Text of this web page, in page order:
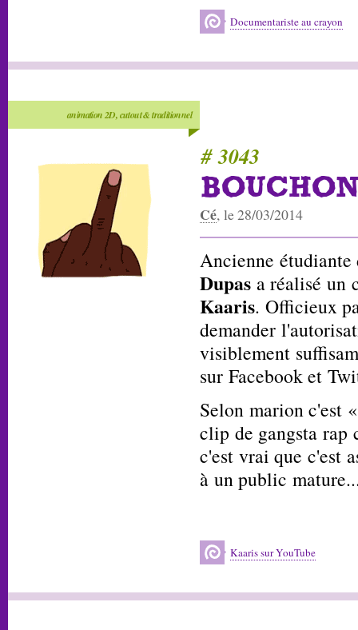
Documentariste au crayon
animation 2D, cutout & traditionnel
# 3043
Cé, le 28/03/2014
Ancienne
Dupas a réalisé un
Kaaris. Officieux
demander
visiblement
sur Facebook et
Selon marion c'est
clip de gangsta rap
c'est vrai que c'est
à un public
Kaaris sur YouTube